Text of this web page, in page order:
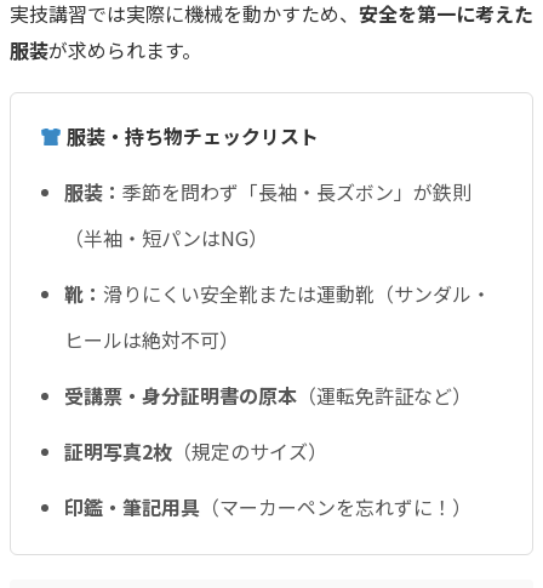
実技講習では実際に機械を動かすため、 安全を第一に考えた
服装が求められます。
服装・持ち物チェックリスト
服装： 季節を問わず「長袖・長ズボン」が鉄則
（半袖・短パンはNG）
靴： 滑りにくい安全靴または運動靴（サンダル・
ヒールは絶対不可）
受講票・身分証明書の原本 （運転免許証など）
証明写真2枚 （規定のサイズ）
印鑑・筆記用具 （マーカーペンを忘れずに！）